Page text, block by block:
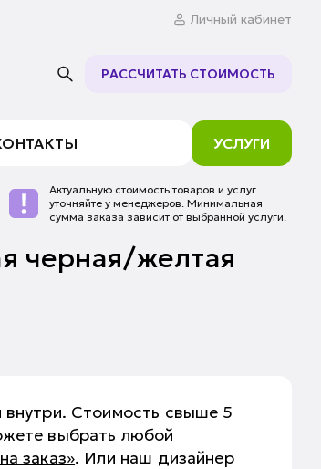
Личный кабинет
РАССЧИТАТЬ СТОИМОСТЬ
УСЛУГИ
Актуальную стоимость товаров и услуг
уточняйте у менеджеров. Минимальная
сумма заказа зависит от выбранной услуги.
черная/желтая
внутри. Стоимость свыше 5
выбрать любой
заказ». Или наш дизайнер